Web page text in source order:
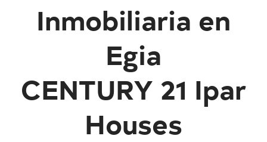
Inmobiliaria en
Egia
CENTURY 21 Ipar
Houses